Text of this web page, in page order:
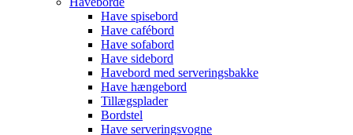
Have spisebord
Have cafébord
Have sofabord
Have sidebord
Havebord med serveringsbakke
Have hængebord
Tillægsplader
Bordstel
Have serveringsvogne